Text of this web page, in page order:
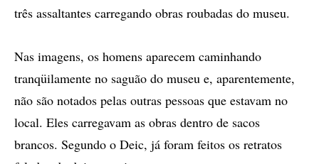
três assaltantes carregando obras roubadas do museu.
Nas imagens, os homens aparecem caminhando
tranqüilamente no saguão do museu e, aparentemente,
não são notados pelas outras pessoas que estavam no
local. Eles carregavam as obras dentro de sacos
brancos. Segundo o Deic, já foram feitos os retratos